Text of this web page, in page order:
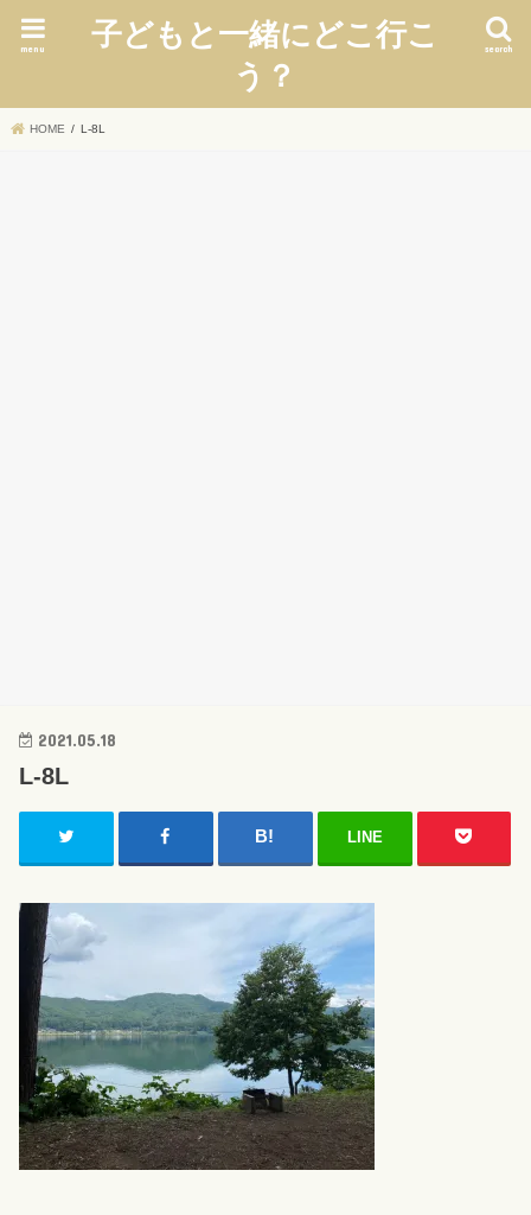
子どもと一緒にどこ行こ
う？
search
menu
HOME L-8L
2021.05.18
L-8L
LINE